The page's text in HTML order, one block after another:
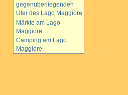
gegenüberliegenden
Ufer des Lago Maggiore
Märkte am Lago
Maggiore
Camping am Lago
Maggiore